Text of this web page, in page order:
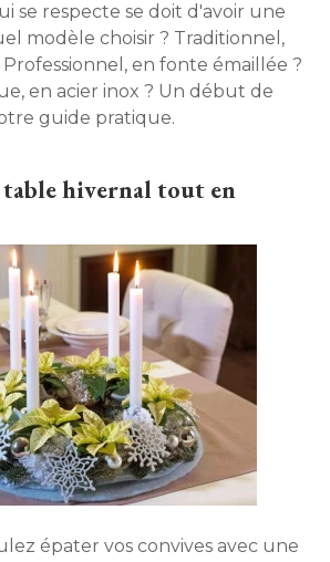
se respecte se doit d'avoir une
modèle choisir ? Traditionnel,
en fonte émaillée ?
en acier inox ? Un début de
guide pratique.
hivernal tout en
épater vos convives avec une